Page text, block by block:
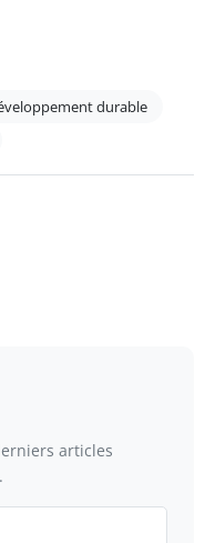
durable
articles